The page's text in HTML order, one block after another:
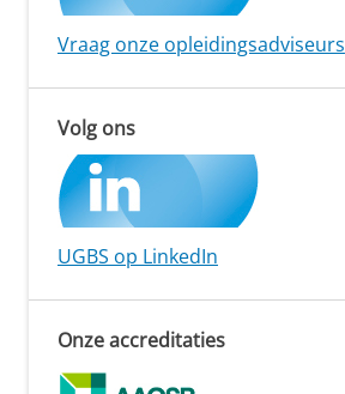
Vraag onze opleidingsadviseurs
Volg ons
UGBS op LinkedIn
Onze accreditaties